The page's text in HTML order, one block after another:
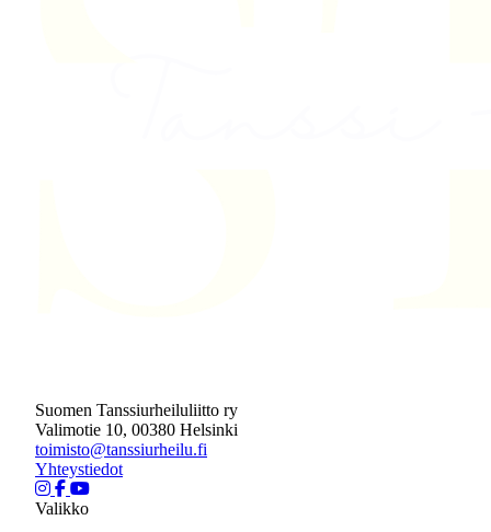
Suomen Tanssiurheiluliitto ry
Valimotie 10, 00380 Helsinki
toimisto@tanssiurheilu.fi
Yhteystiedot
Valikko